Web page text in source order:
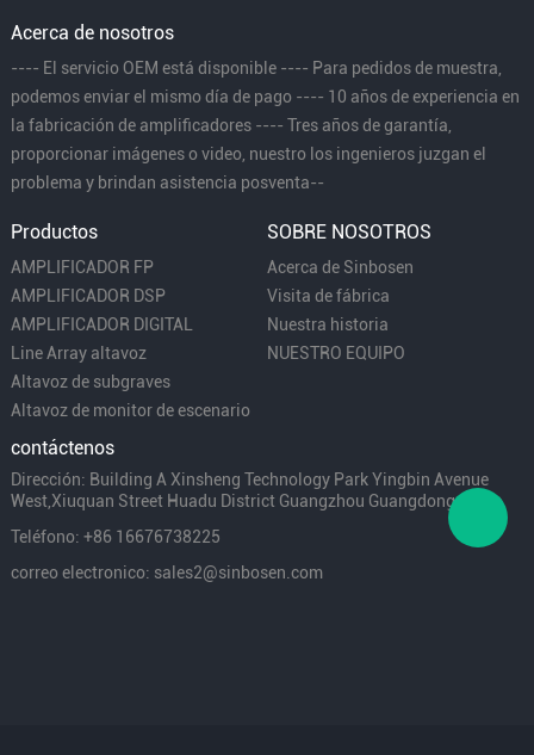
Acerca de nosotros
---- El servicio OEM está disponible ---- Para pedidos de muestra,
podemos enviar el mismo día de pago ---- 10 años de experiencia en
la fabricación de amplificadores ---- Tres años de garantía,
proporcionar imágenes o video, nuestro los ingenieros juzgan el
problema y brindan asistencia posventa--
Productos
AMPLIFICADOR FP
AMPLIFICADOR DSP
AMPLIFICADOR DIGITAL
Line Array altavoz
Altavoz de subgraves
Altavoz de monitor de escenario
SOBRE NOSOTROS
Acerca de Sinbosen
Visita de fábrica
Nuestra historia
NUESTRO EQUIPO
contáctenos
Dirección: Building A Xinsheng Technology Park Yingbin Avenue
West,Xiuquan Street Huadu District Guangzhou Guangdong China
Teléfono: +86 16676738225
correo electronico: sales2@sinbosen.com